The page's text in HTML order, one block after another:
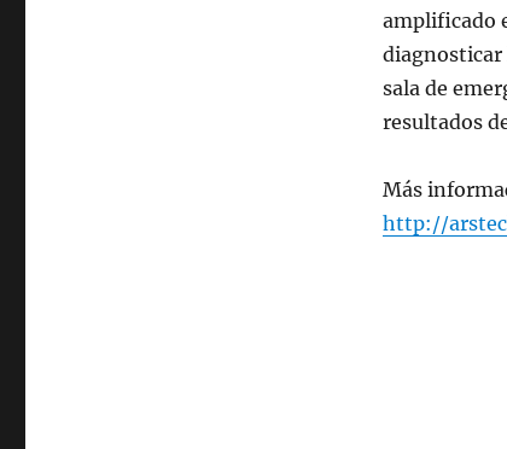
amplificado
diagnosticar
sala de
resultados
Más
http://